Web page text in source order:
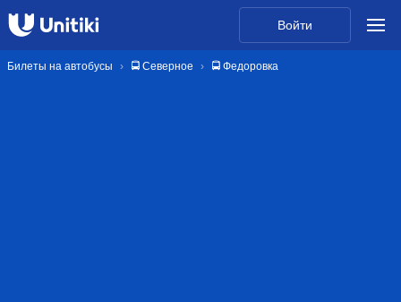
Войти
Билеты на автобусы 🚍 Северное 🚍 Федоровка